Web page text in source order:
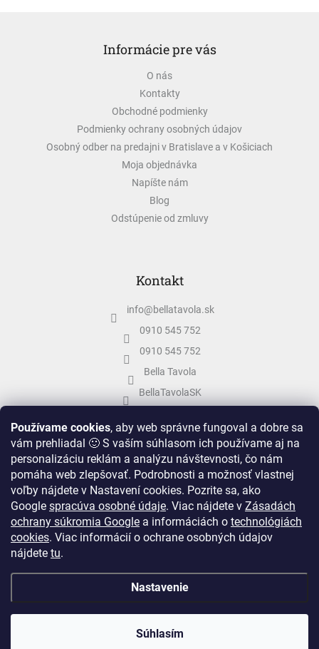
Používame cookies, aby web správne fungoval a dobre sa
vám prehliadal 🙂 S vaším súhlasom ich používame aj na
personalizáciu reklám a analýzu návštevnosti, čo nám
pomáha web zlepšovať. Podrobnosti a možnosť vlastnej
voľby nájdete v Nastavení cookies. Pozrite sa, ako
Google spracúva osobné údaje. Viac nájdete v Zásadách
ochrany súkromia Google a informáciách o technológiách
cookies. Viac informácií o ochrane osobných údajov
nájdete tu.
Nastavenie
Súhlasím
Informácie pre vás
O nás
Kontakty
Obchodné podmienky
Podmienky ochrany osobných údajov
Osobný odber na predajni v Bratislave a v Košiciach
Moja objednávka
Napíšte nám
Blog
Odstúpenie od zmluvy
Kontakt
info@bellatavola.sk
0910 545 752
0910 545 752
Bella Tavola
BellaTavolaSK
Vytvoril Shoptet &
cookies